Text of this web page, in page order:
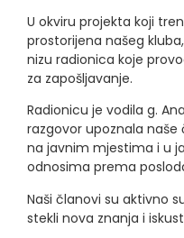
U okviru projekta koji
prostorijena našeg
nizu radionica koje
za zapošljavanje.
Radionicu je vodila g.
razgovor upoznala
na javnim mjestima i u
odnosima prema
Naši članovi su aktivno
stekli nova znanja i